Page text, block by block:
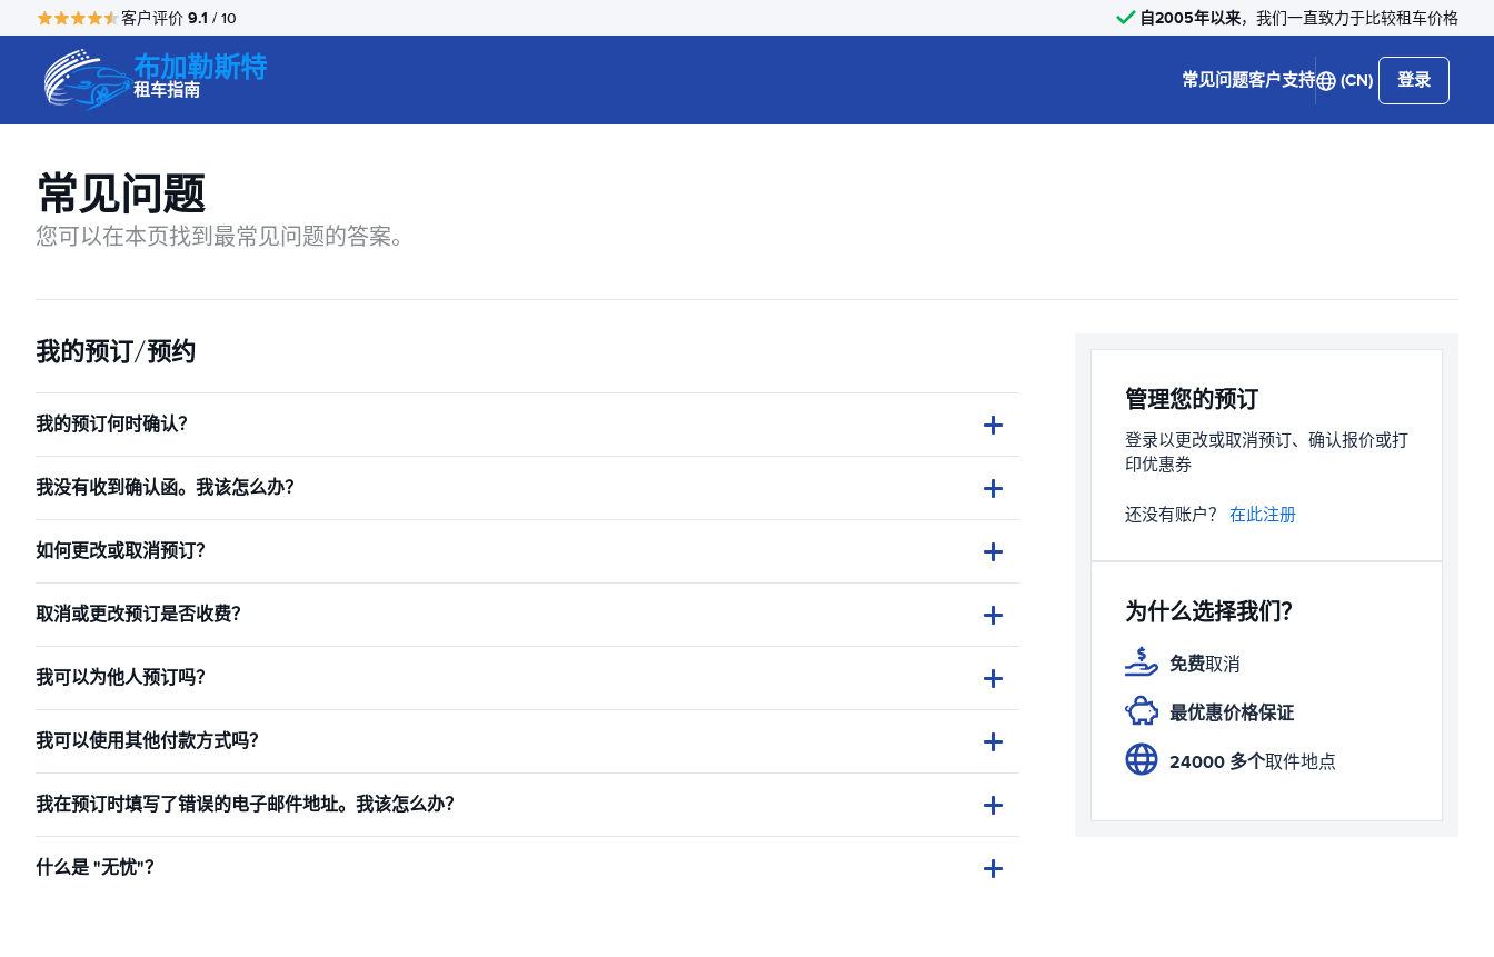
客户评价 9.1 / 10 自2005年以来，我们一直致力于比较租车价格
布加勒斯特
租车指南 常见问题客户支持 (CN) 登录
常见问题
您可以在本页找到最常见问题的答案。
我的预订/预约
我的预订何时确认？
我没有收到确认函。我该怎么办？
如何更改或取消预订？
取消或更改预订是否收费？
我可以为他人预订吗？
我可以使用其他付款方式吗？
我在预订时填写了错误的电子邮件地址。我该怎么办？
什么是 "无忧"？
管理您的预订
登录以更改或取消预订、确认报价或打
印优惠券
还没有账户？ 在此注册
为什么选择我们？
免费取消
最优惠价格保证
24000 多个取件地点